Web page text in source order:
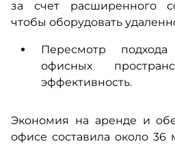
за счет расширенного
чтобы оборудовать
Пересмотр
офисных
эффективность.
Экономия на аренде и
офисе составила около